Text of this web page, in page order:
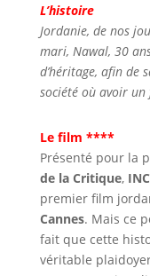
L’histoire
Jordanie, de nos
mari, Nawal, 30
d’héritage, afin de
société où avoir
Le film ****
Présenté pour la
de la Critique,
premier film
Cannes. Mais ce
fait que cette
véritable